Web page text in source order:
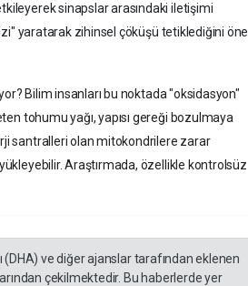
sinapslar arasındaki iletişimi
yaratarak zihinsel çöküşü tetiklediğini öne
Bilim insanları bu noktada "oksidasyon"
tohumu yağı, yapısı gereği bozulmaya
santralleri olan mitokondrilere zarar
Araştırmada, özellikle kontrolsüz
(DHA) ve diğer ajanslar tarafından eklenen
çekilmektedir. Bu haberlerde yer